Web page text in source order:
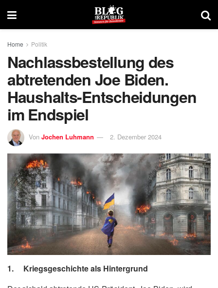
Home Politik
Nachlassbestellung des
abtretenden Joe Biden.
Haushalts-Entscheidungen
im Endspiel
Von Jochen Luhmann 2. Dezember 2024
1. Kriegsgeschichte als Hintergrund